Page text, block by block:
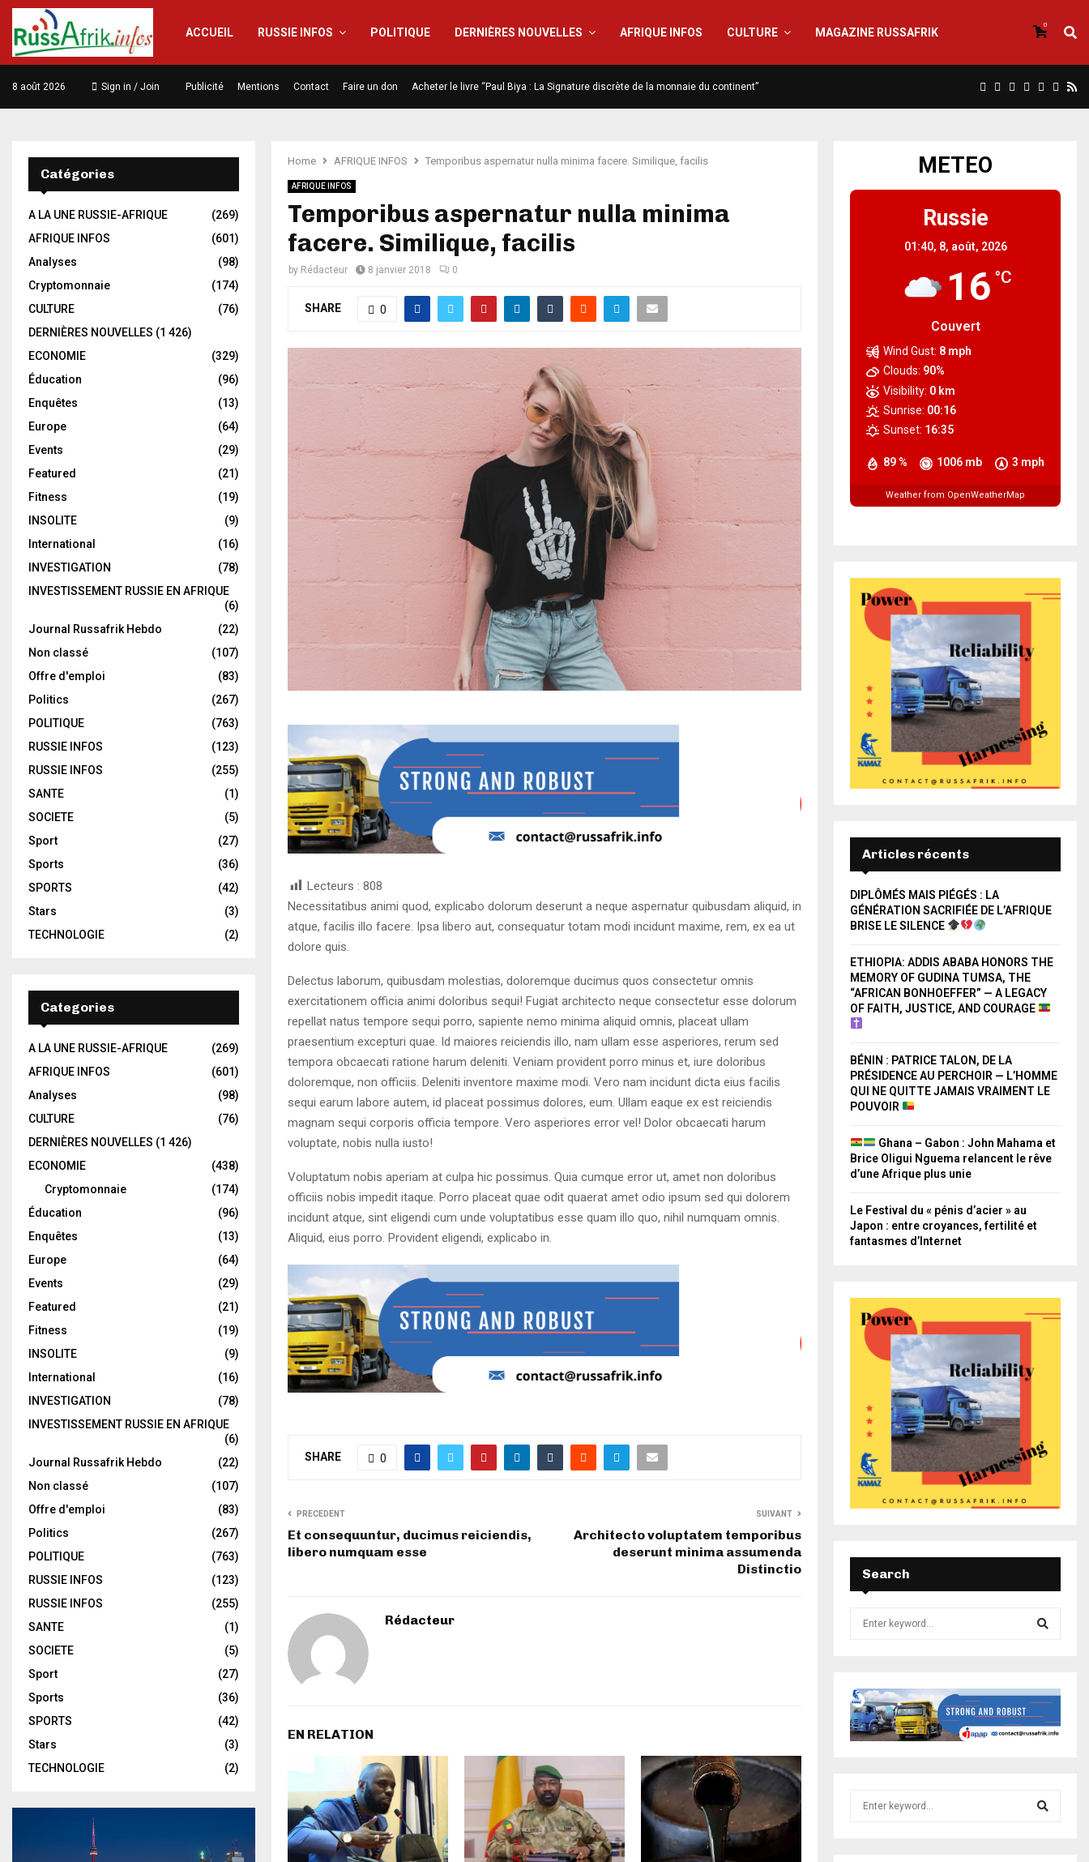
ACCUEIL RUSSIE INFOS POLITIQUE DERNIÈRES NOUVELLES AFRIQUE INFOS CULTURE MAGAZINE RUSSAFRIK
0
8 août 2026 Sign in / Join Publicité Mentions Contact Faire un don Acheter le livre “Paul Biya : La Signature discrète de la monnaie du continent”
Home AFRIQUE INFOS Temporibus aspernatur nulla minima facere. Similique, facilis
AFRIQUE INFOS
Temporibus aspernatur nulla minima
facere. Similique, facilis
by Rédacteur 8 janvier 2018 0
SHARE 0
Lecteurs : 808
Necessitatibus animi quod, explicabo dolorum deserunt a neque aspernatur quibusdam aliquid, in
atque, facilis illo facere. Ipsa libero aut, consequatur totam modi incidunt maxime, rem, ex ea ut
dolore quis.
Delectus laborum, quibusdam molestias, doloremque ducimus quos consectetur omnis
exercitationem officia animi doloribus sequi! Fugiat architecto neque consectetur esse dolorum
repellat natus tempore sequi porro, sapiente nemo minima aliquid omnis, placeat ullam
praesentium excepturi quae. Id maiores reiciendis illo, nam ullam esse asperiores, rerum sed
tempora obcaecati ratione harum deleniti. Veniam provident porro minus et, iure doloribus
doloremque, non officiis. Deleniti inventore maxime modi. Vero nam incidunt dicta eius facilis
sequi earum labore autem, id placeat possimus dolores, eum. Ullam eaque ex est reiciendis
magnam sequi corporis officia tempore. Vero asperiores error vel! Dolor obcaecati harum
voluptate, nobis nulla iusto!
Voluptatum nobis aperiam at culpa hic possimus. Quia cumque error ut, amet non doloribus
officiis nobis impedit itaque. Porro placeat quae odit quaerat amet odio ipsum sed qui dolorem
incidunt atque, sint eligendi cum unde voluptatibus esse quam illo quo, nihil numquam omnis.
Aliquid, eius porro. Provident eligendi, explicabo in.
SHARE 0
PRECEDENT
Et consequuntur, ducimus reiciendis,
libero numquam esse
SUIVANT
Architecto voluptatem temporibus
deserunt minima assumenda
Distinctio
Rédacteur
EN RELATION
Catégories
A LA UNE RUSSIE-AFRIQUE
(269)
AFRIQUE INFOS
(601)
Analyses
(98)
Cryptomonnaie
(174)
CULTURE
(76)
DERNIÈRES NOUVELLES (1 426)
ECONOMIE
(329)
Éducation
(96)
Enquêtes
(13)
Europe
(64)
Events
(29)
Featured
(21)
Fitness
(19)
INSOLITE
(9)
International
(16)
INVESTIGATION
(78)
INVESTISSEMENT RUSSIE EN AFRIQUE
(6)
Journal Russafrik Hebdo
(22)
Non classé
(107)
Offre d'emploi
(83)
Politics
(267)
POLITIQUE
(763)
RUSSIE INFOS
(123)
RUSSIE INFOS
(255)
SANTE
(1)
SOCIETE
(5)
Sport
(27)
Sports
(36)
SPORTS
(42)
Stars
(3)
TECHNOLOGIE
(2)
Categories
A LA UNE RUSSIE-AFRIQUE
(269)
AFRIQUE INFOS
(601)
Analyses
(98)
CULTURE
(76)
DERNIÈRES NOUVELLES (1 426)
ECONOMIE
(438)
Cryptomonnaie
(174)
Éducation
(96)
Enquêtes
(13)
Europe
(64)
Events
(29)
Featured
(21)
Fitness
(19)
INSOLITE
(9)
International
(16)
INVESTIGATION
(78)
INVESTISSEMENT RUSSIE EN AFRIQUE
(6)
Journal Russafrik Hebdo
(22)
Non classé
(107)
Offre d'emploi
(83)
Politics
(267)
POLITIQUE
(763)
RUSSIE INFOS
(123)
RUSSIE INFOS
(255)
SANTE
(1)
SOCIETE
(5)
Sport
(27)
Sports
(36)
SPORTS
(42)
Stars
(3)
TECHNOLOGIE
(2)
METEO
Russie
01:40, 8, août, 2026
16 °C
Couvert
89 % 1006 mb 3 mph
Wind Gust: 8 mph
Clouds: 90%
Visibility: 0 km
Sunrise: 00:16
Sunset: 16:35
Weather from OpenWeatherMap
Articles récents
DIPLÔMÉS MAIS PIÉGÉS : LA
GÉNÉRATION SACRIFIÉE DE L’AFRIQUE
BRISE LE SILENCE
ETHIOPIA: ADDIS ABABA HONORS THE
MEMORY OF GUDINA TUMSA, THE
“AFRICAN BONHOEFFER” — A LEGACY
OF FAITH, JUSTICE, AND COURAGE
BÉNIN : PATRICE TALON, DE LA
PRÉSIDENCE AU PERCHOIR — L’HOMME
QUI NE QUITTE JAMAIS VRAIMENT LE
POUVOIR
Ghana – Gabon : John Mahama et
Brice Oligui Nguema relancent le rêve
d’une Afrique plus unie
Le Festival du « pénis d’acier » au
Japon : entre croyances, fertilité et
fantasmes d’Internet
Search